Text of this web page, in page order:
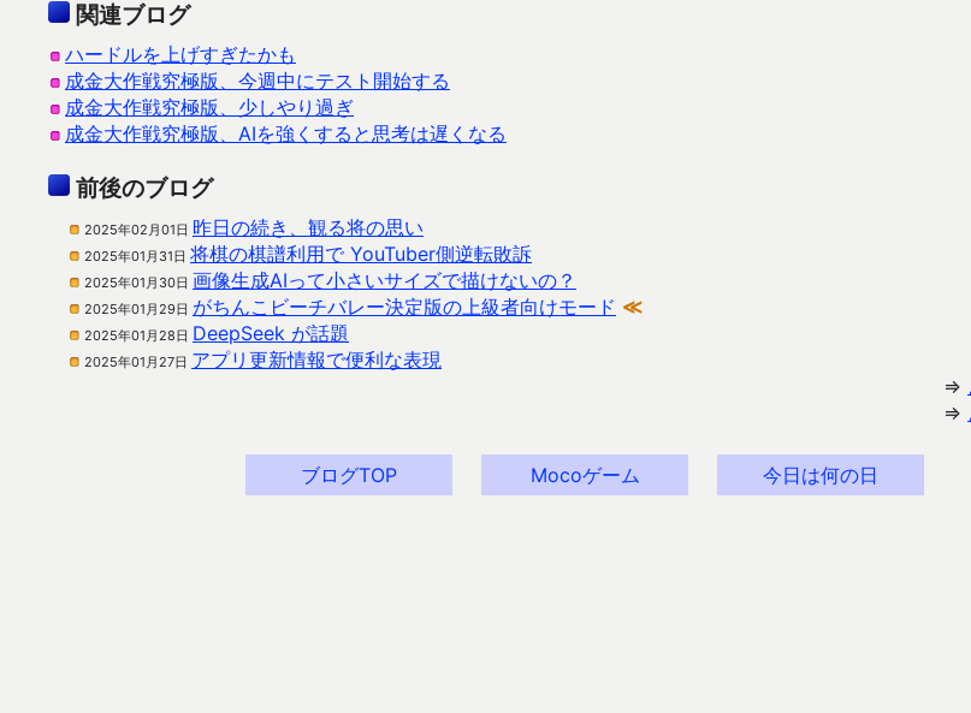
関連ブログ
ハードルを上げすぎたかも
成金大作戦究極版、今週中にテスト開始する
成金大作戦究極版、少しやり過ぎ
成金大作戦究極版、AIを強くすると思考は遅くなる
前後のブログ
2025年02月01日 昨日の続き、観る将の思い
2025年01月31日 将棋の棋譜利用で YouTuber側逆転敗訴
2025年01月30日 画像生成AIって小さいサイズで描けないの？
2025年01月29日 がちんこビーチバレー決定版の上級者向けモード ≪
2025年01月28日 DeepSeek が話題
2025年01月27日 アプリ更新情報で便利な表現
⇒
⇒
ブログTOP Mocoゲーム 今日は何の日